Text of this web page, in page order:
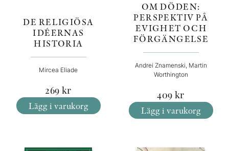
DE RELIGIÖSA
IDÉERNAS
HISTORIA
Mircea Eliade
269 kr
Lägg i varukorg
OM DÖDEN:
PERSPEKTIV PÅ
EVIGHET OCH
FÖRGÄNGELSE
Andrei Znamenski, Martin
Worthington
409 kr
Lägg i varukorg